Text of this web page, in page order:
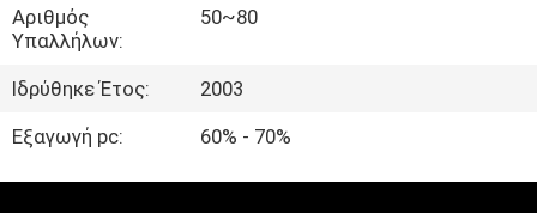
ΠΕΡΊΠΟΥ
ΕΜΕΊΣ
ΓΎΡΟΣ
ΕΡΓΟΣΤΑΣΊΩΝ
Αριθμός
Υπαλλήλων:
50~80
Ιδρύθηκε Έτος:
2003
Εξαγωγή pc:
60% - 70%